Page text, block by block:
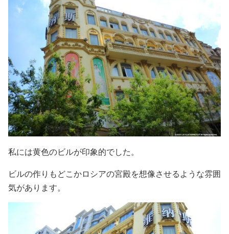
私には黄色のビルが印象的でした。
ビルの作りもどこかロシアの宮殿を想像させるような雰囲
気があります。